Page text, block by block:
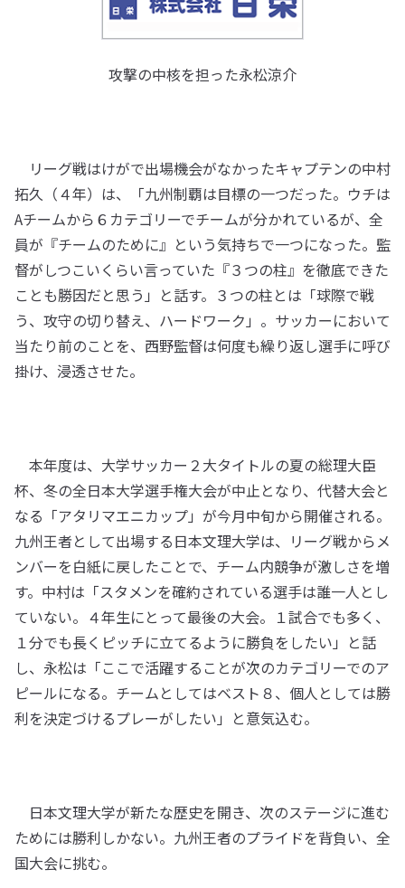
攻撃の中核を担った永松涼介
リーグ戦はけがで出場機会がなかったキャプテンの中村
拓久（４年）は、「九州制覇は目標の一つだった。ウチは
Aチームから６カテゴリーでチームが分かれているが、全
員が『チームのために』という気持ちで一つになった。監
督がしつこいくらい言っていた『３つの柱』を徹底できた
ことも勝因だと思う」と話す。３つの柱とは「球際で戦
う、攻守の切り替え、ハードワーク」。サッカーにおいて
当たり前のことを、西野監督は何度も繰り返し選手に呼び
掛け、浸透させた。
本年度は、大学サッカー２大タイトルの夏の総理大臣
杯、冬の全日本大学選手権大会が中止となり、代替大会と
なる「アタリマエニカップ」が今月中旬から開催される。
九州王者として出場する日本文理大学は、リーグ戦からメ
ンバーを白紙に戻したことで、チーム内競争が激しさを増
す。中村は「スタメンを確約されている選手は誰一人とし
ていない。４年生にとって最後の大会。１試合でも多く、
１分でも長くピッチに立てるように勝負をしたい」と話
し、永松は「ここで活躍することが次のカテゴリーでのア
ピールになる。チームとしてはベスト８、個人としては勝
利を決定づけるプレーがしたい」と意気込む。
日本文理大学が新たな歴史を開き、次のステージに進む
ためには勝利しかない。九州王者のプライドを背負い、全
国大会に挑む。